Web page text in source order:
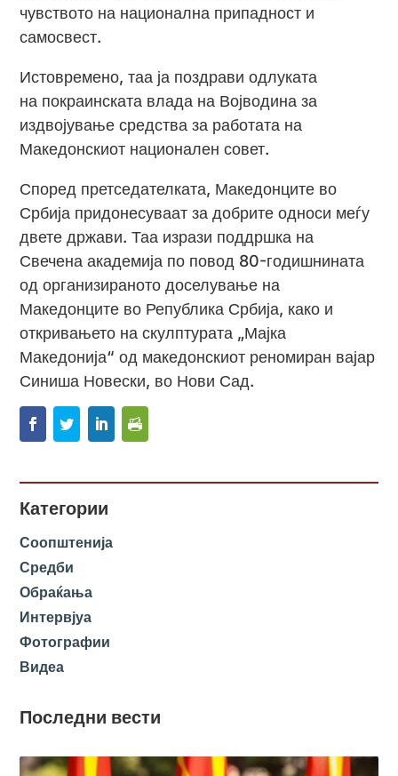
чувството на национална припадност и
самосвест.
Истовремено, таа ја поздрави одлуката
на покраинската влада на Војводина за
издвојување средства за работата на
Македонскиот национален совет.
Според претседателката, Македонците во
Србија придонесуваат за добрите односи меѓу
двете држави. Таа изрази поддршка на
Свечена академија по повод 80-годишнината
од организираното доселување на
Македонците во Република Србија, како и
откривањето на скулптурата „Мајка
Македонија“ од македонскиот реномиран вајар
Синиша Новески, во Нови Сад.
Категории
Соопштенија
Средби
Обраќања
Интервјуа
Фотографии
Видеа
Последни вести